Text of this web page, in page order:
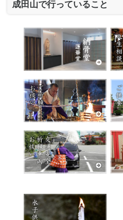
成田山で行っていること